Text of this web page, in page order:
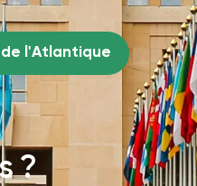
l'Atlantique
?